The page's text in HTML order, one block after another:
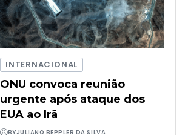
INTERNACIONAL
ONU convoca reunião
urgente após ataque dos
EUA ao Irã
BYJULIANO BEPPLER DA SILVA